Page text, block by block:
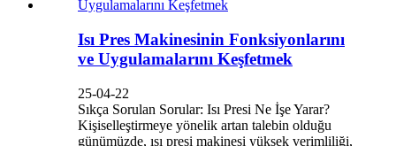
Isı Pres Makinesinin Fonksiyonlarını
ve Uygulamalarını Keşfetmek
25-04-22
Sıkça Sorulan Sorular: Isı Presi Ne İşe Yarar?
Kişiselleştirmeye yönelik artan talebin olduğu
günümüzde, ısı presi makinesi yüksek verimliliği,